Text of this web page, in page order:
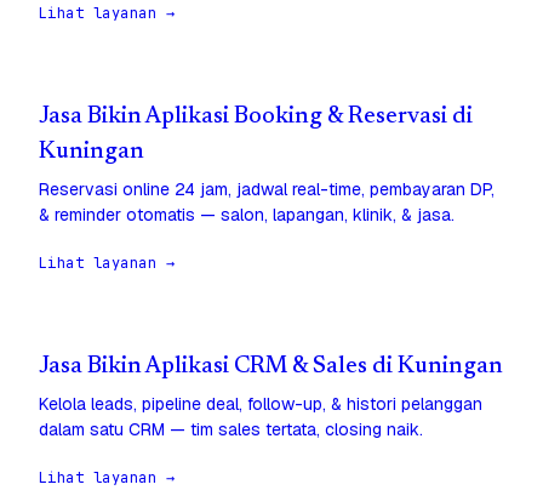
Lihat layanan →
Jasa Bikin Aplikasi Booking & Reservasi di
Kuningan
Reservasi online 24 jam, jadwal real-time, pembayaran DP,
& reminder otomatis — salon, lapangan, klinik, & jasa.
Lihat layanan →
Jasa Bikin Aplikasi CRM & Sales di Kuningan
Kelola leads, pipeline deal, follow-up, & histori pelanggan
dalam satu CRM — tim sales tertata, closing naik.
Lihat layanan →